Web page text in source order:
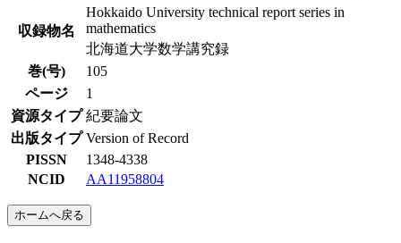
収録物名
Hokkaido University technical report series in
mathematics
北海道大学数学講究録
巻(号)
105
ページ
1
資源タイプ 紀要論文
出版タイプ Version of Record
PISSN
1348-4338
NCID
AA11958804
ホームへ戻る